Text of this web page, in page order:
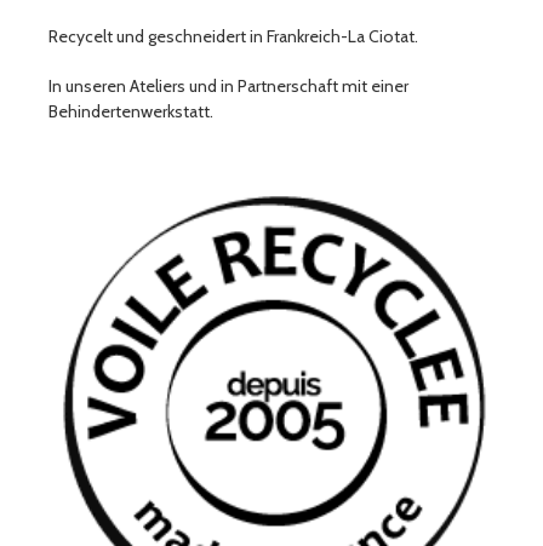
Recycelt und geschneidert in Frankreich-La Ciotat.
In unseren Ateliers und in Partnerschaft mit einer
Behindertenwerkstatt.